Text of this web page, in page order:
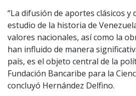
“La difusión de aportes clásicos y
estudio de la historia de
valores nacionales, así como la
han influido de manera
país, es el objeto central de la
Fundación Bancaribe para la
concluyó Hernández Delfino.